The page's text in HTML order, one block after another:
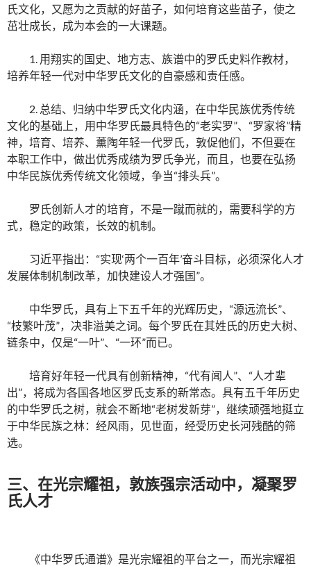
氏文化，又愿为之贡献的好苗子，如何培育这些苗子，使之
茁壮成长，成为本会的一大课题。
1. 用翔实的国史、地方志、族谱中的罗氏史料作教材，
培养年轻一代对中华罗氏文化的自豪感和责任感。
2. 总结、归纳中华罗氏文化内涵，在中华民族优秀传统
文化的基础上，用中华罗氏最具特色的“老实罗”、“罗家将”精
神，培育、培养、薰陶年轻一代罗氏，敦促他们，不但要在
本职工作中，做出优秀成绩为罗氏争光，而且，也要在弘扬
中华民族优秀传统文化领域，争当“排头兵”。
罗氏创新人才的培育，不是一蹴而就的，需要科学的方
式，稳定的政策，长效的机制。
习近平指出：“实现‘两个一百年’奋斗目标，必须深化人才
发展体制机制改革，加快建设人才强国”。
中华罗氏，具有上下五千年的光辉历史，“源远流长”、
“枝繁叶茂”，决非溢美之词。每个罗氏在其姓氏的历史大树、
链条中，仅是“一叶”、“一环”而已。
培育好年轻一代具有创新精神，“代有闻人”、“人才辈
出”，将成为各国各地区罗氏支系的新常态。具有五千年历史
的中华罗氏之树，就会不断地“老树发新芽”，继续顽强地挺立
于中华民族之林：经风雨，见世面，经受历史长河残酷的筛
选。
三、在光宗耀祖，敦族强宗活动中，凝聚罗
氏人才
《中华罗氏通谱》是光宗耀祖的平台之一，而光宗耀祖